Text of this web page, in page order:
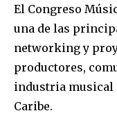
El Congreso
una de las
networking y
productores,
industria musical
Caribe.